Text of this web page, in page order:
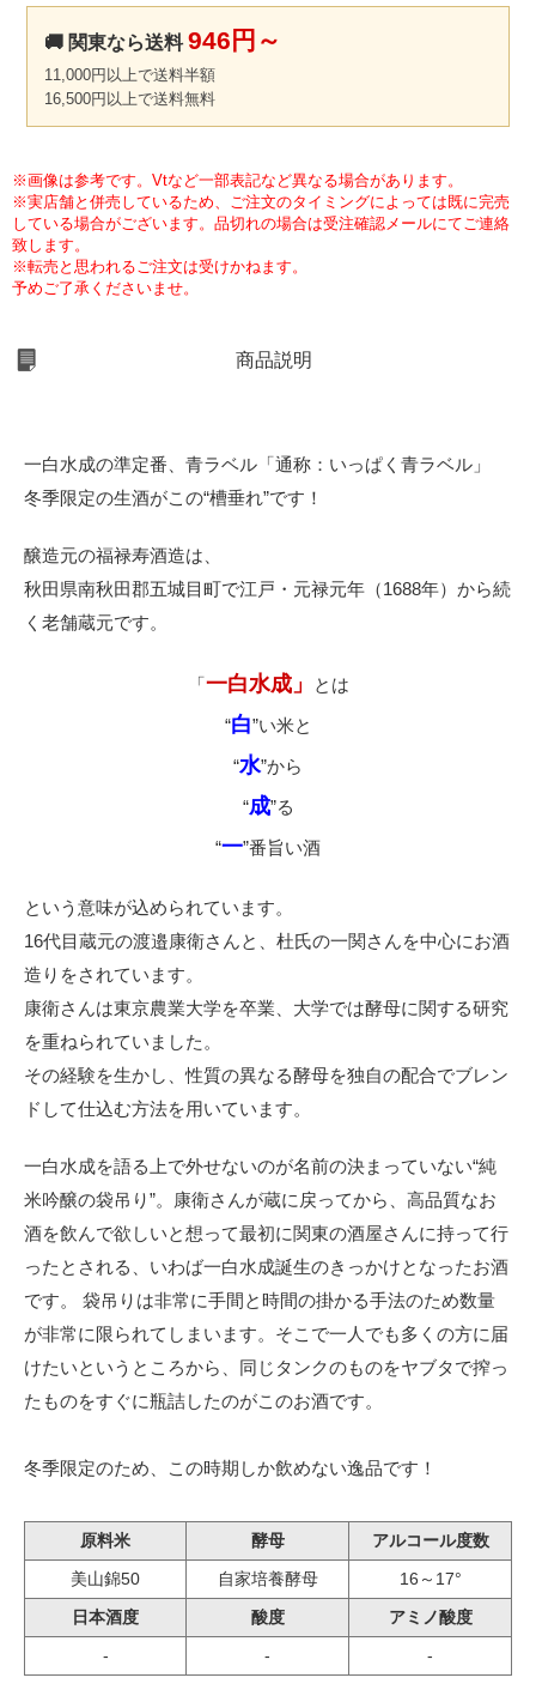
🚚 関東なら送料946円～
11,000円以上で送料半額
16,500円以上で送料無料
※画像は参考です。Vtなど一部表記など異なる場合があります。
※実店舗と併売しているため、ご注文のタイミングによっては既に完売
している場合がございます。品切れの場合は受注確認メールにてご連絡
致します。
※転売と思われるご注文は受けかねます。
予めご了承くださいませ。
商品説明
一白水成の準定番、青ラベル「通称：いっぱく青ラベル」
冬季限定の生酒がこの“槽垂れ”です！
醸造元の福禄寿酒造は、
秋田県南秋田郡五城目町で江戸・元禄元年（1688年）から続
く老舗蔵元です。
「一白水成」
とは
“白”い米と
“水”から
“成”る
“一”番旨い酒
という意味が込められています。
16代目蔵元の渡邉康衛さんと、杜氏の一関さんを中心にお酒
造りをされています。
康衛さんは東京農業大学を卒業、大学では酵母に関する研究
を重ねられていました。
その経験を生かし、性質の異なる酵母を独自の配合でブレン
ドして仕込む方法を用いています。
一白水成を語る上で外せないのが名前の決まっていない“純
米吟醸の袋吊り”。康衛さんが蔵に戻ってから、高品質なお
酒を飲んで欲しいと想って最初に関東の酒屋さんに持って行
ったとされる、いわば一白水成誕生のきっかけとなったお酒
です。 袋吊りは非常に手間と時間の掛かる手法のため数量
が非常に限られてしまいます。そこで一人でも多くの方に届
けたいというところから、同じタンクのものをヤブタで搾っ
たものをすぐに瓶詰したのがこのお酒です。
冬季限定のため、この時期しか飲めない逸品です！
原料米 酵母
アルコール度数
美山錦50
自家培養酵母
16～17°
日本酒度
酸度
アミノ酸度
-
- -